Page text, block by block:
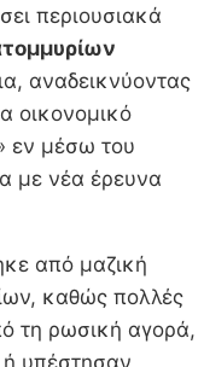
περιουσιακά
αναδεικνύοντας
οικονομικό
εν μέσω του
με νέα έρευνα
από μαζική
καθώς πολλές
τη ρωσική αγορά,
ή υπέστησαν